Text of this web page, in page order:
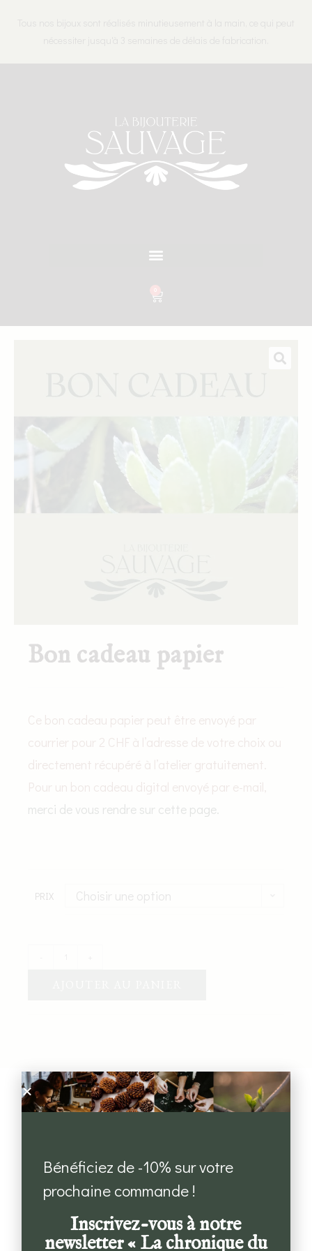
0
Bon cadeau papier
Ce bon cadeau papier peut être envoyé par
courrier pour 2 CHF à l’adresse de votre choix ou
directement récupéré à l’atelier gratuitement.
Pour un bon cadeau digital envoyé par e-mail,
merci de vous rendre sur cette page.
PRIX Choisir une option
Des bijoux éthiques
Issus de nos cueillettes, créés avec des
matières
précieuses recyclées.
Bénéficiez de -10% sur votre
prochaine commande !
Inscrivez-vous à notre
newsletter « La chronique du